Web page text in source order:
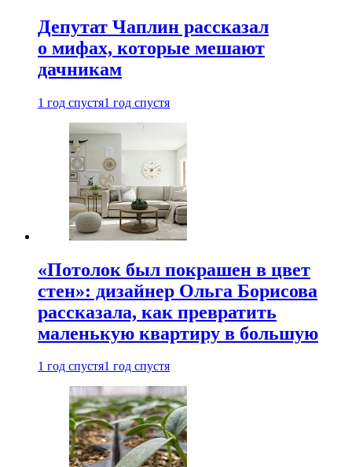
Депутат Чаплин рассказал
о мифах, которые мешают
дачникам
1 год спустя1 год спустя
«Потолок был покрашен в цвет
стен»: дизайнер Ольга Борисова
рассказала, как превратить
маленькую квартиру в большую
1 год спустя1 год спустя